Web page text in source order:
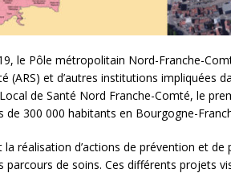
le Pôle métropolitain Nord-Franche-
(ARS) et d’autres institutions impliquées
de Santé Nord Franche-Comté, le
de 300 000 habitants en Bourgogne-
réalisation d’actions de prévention et
parcours de soins. Ces différents projets